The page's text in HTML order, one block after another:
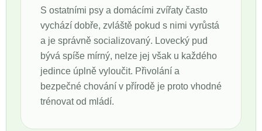
S ostatními psy a domácími zvířaty často
vychází dobře, zvláště pokud s nimi vyrůstá
a je správně socializovaný. Lovecký pud
bývá spíše mírný, nelze jej však u každého
jedince úplně vyloučit. Přivolání a
bezpečné chování v přírodě je proto vhodné
trénovat od mládí.